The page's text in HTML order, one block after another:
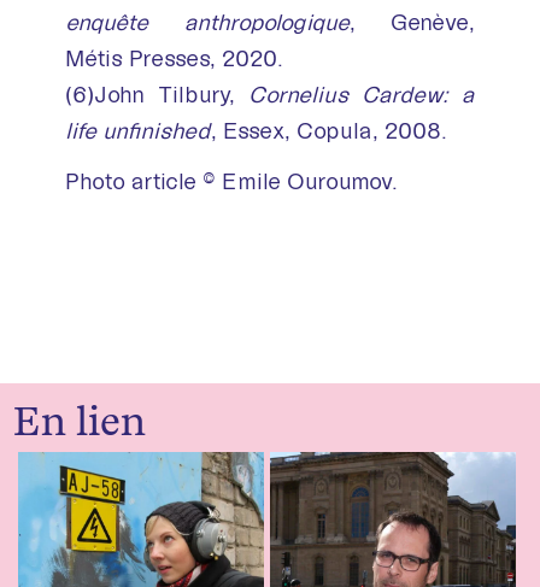
enquête anthropologique, Genève,
Métis Presses, 2020.
(6)John Tilbury, Cornelius Cardew: a
life unfinished, Essex, Copula, 2008.
Photo article © Emile Ouroumov.
En lien